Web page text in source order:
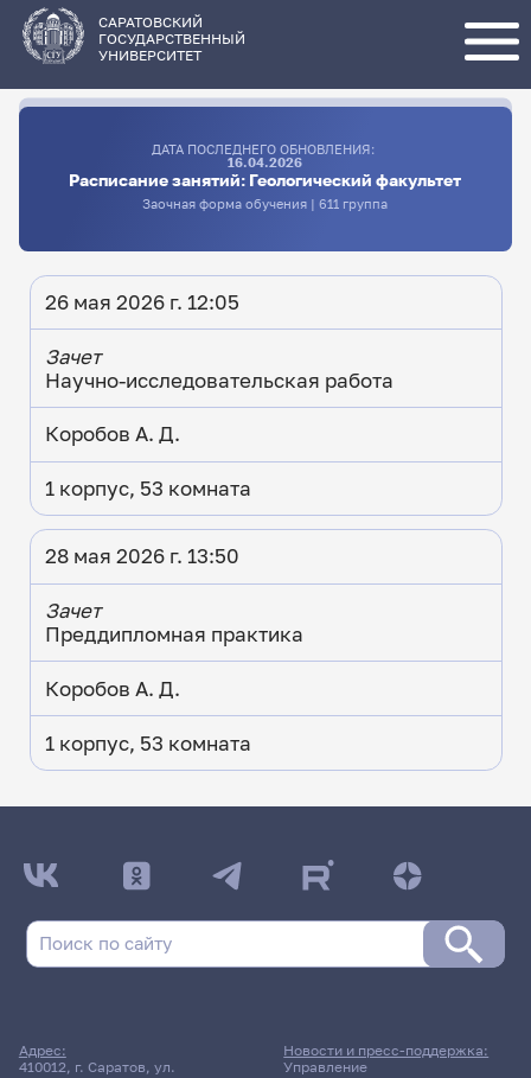
основному
содержанию
САРАТОВСКИЙ
ГОСУДАРСТВЕННЫЙ
УНИВЕРСИТЕТ
ДАТА ПОСЛЕДНЕГО ОБНОВЛЕНИЯ:
16.04.2026
Расписание занятий: Геологический факультет
Заочная форма обучения | 611 группа
26 мая 2026 г. 12:05
Зачет
Научно-исследовательская работа
Коробов А. Д.
1 корпус, 53 комната
28 мая 2026 г. 13:50
Зачет
Преддипломная практика
Коробов А. Д.
1 корпус, 53 комната
ДАТА ПОСЛЕДНЕГО ОБНОВЛЕНИЯ:
16.04.2026
Заочная форма обучения | 611 группа
Расписание сессии еще не заполнено!
Адрес:
410012, г. Саратов, ул.
Новости и пресс-поддержка:
Управление